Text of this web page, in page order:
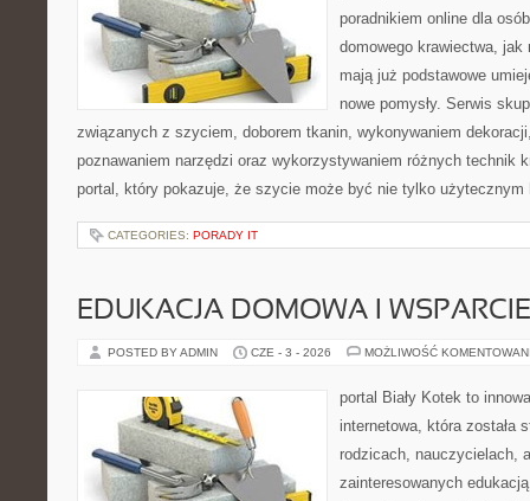
poradnikiem online dla
domowego krawiectwa,
mają już podstawowe
nowe pomysły. Serwis
związanych z szyciem, doborem tkanin, wykonywaniem
poznawaniem narzędzi oraz wykorzystywaniem różnych technik
portal, który pokazuje, że szycie może być nie tylko
CATEGORIES: PORADY IT
EDUKACJA DOMOWA I
POSTED BY ADMIN CZE - 3 - 2026 MOŻLIWOŚĆ
portal Biały Kotek to
internetowa, która została
rodzicach, nauczycielach,
zainteresowanych